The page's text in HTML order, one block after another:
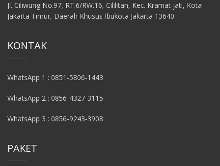
Jl. Ciliwung No.97, RT.6/RW.16, Cililitan, Kec. Kramat jati, Kota
Jakarta Timur, Daerah Khusus Ibukota Jakarta 13640
KONTAK
WhatsApp 1 : 0851-5806-1443
WhatsApp 2 : 0856-4327-3115
WhatsApp 3 : 0856-9243-3908
PAKET